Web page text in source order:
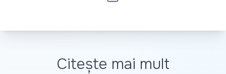
Citește mai mult